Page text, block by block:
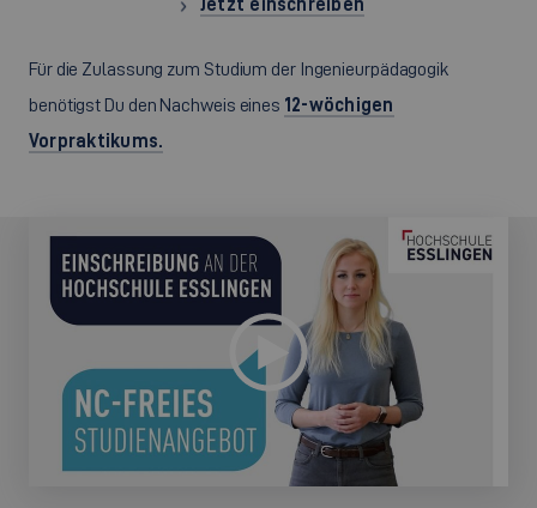
Jetzt einschreiben
Für die Zulassung zum Studium der Ingenieurpädagogik
benötigst Du den Nachweis eines 12-wöchigen
Vorpraktikums.